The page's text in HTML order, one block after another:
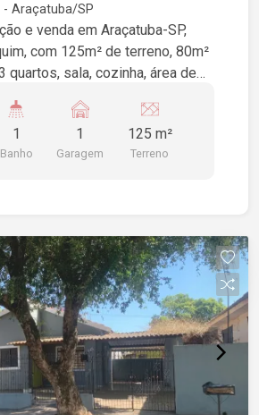
Araçatuba/SP
e venda em Araçatuba-SP,
com 125m² de terreno, 80m²
quartos, sala, cozinha, área de
1
Banho
1
Garagem
125 m²
Terreno